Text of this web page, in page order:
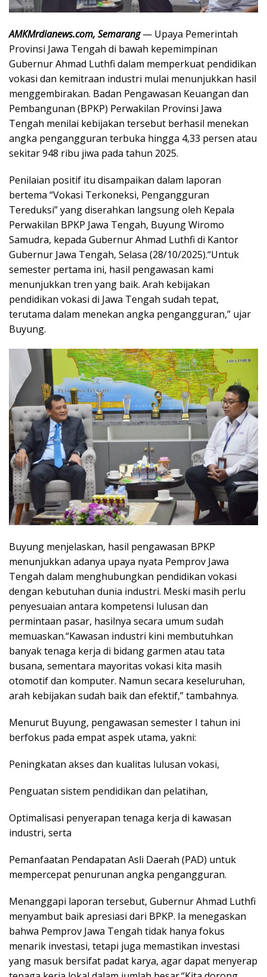
AMKMrdianews.com, Semarang— Upaya Pemerintah
Provinsi Jawa Tengah di bawah kepemimpinan
Gubernur Ahmad Luthfi dalam memperkuat pendidikan
vokasi dan kemitraan industri mulai menunjukkan hasil
menggembirakan. Badan Pengawasan Keuangan dan
Pembangunan (BPKP) Perwakilan Provinsi Jawa
Tengah menilai kebijakan tersebut berhasil menekan
angka pengangguran terbuka hingga 4,33 persen atau
sekitar 948 ribu jiwa pada tahun 2025.
Penilaian positif itu disampaikan dalam laporan
bertema “Vokasi Terkoneksi, Pengangguran
Tereduksi” yang diserahkan langsung oleh Kepala
Perwakilan BPKP Jawa Tengah, Buyung Wiromo
Samudra, kepada Gubernur Ahmad Luthfi di Kantor
Gubernur Jawa Tengah, Selasa (28/10/2025).“Untuk
semester pertama ini, hasil pengawasan kami
menunjukkan tren yang baik. Arah kebijakan
pendidikan vokasi di Jawa Tengah sudah tepat,
terutama dalam menekan angka pengangguran,” ujar
Buyung.
Buyung menjelaskan, hasil pengawasan BPKP
menunjukkan adanya upaya nyata Pemprov Jawa
Tengah dalam menghubungkan pendidikan vokasi
dengan kebutuhan dunia industri. Meski masih perlu
penyesuaian antara kompetensi lulusan dan
permintaan pasar, hasilnya secara umum sudah
memuaskan.“Kawasan industri kini membutuhkan
banyak tenaga kerja di bidang garmen atau tata
busana, sementara mayoritas vokasi kita masih
otomotif dan komputer. Namun secara keseluruhan,
arah kebijakan sudah baik dan efektif,” tambahnya.
Menurut Buyung, pengawasan semester I tahun ini
berfokus pada empat aspek utama, yakni:
Peningkatan akses dan kualitas lulusan vokasi,
Penguatan sistem pendidikan dan pelatihan,
Optimalisasi penyerapan tenaga kerja di kawasan
industri, serta
Pemanfaatan Pendapatan Asli Daerah (PAD) untuk
mempercepat penurunan angka pengangguran.
Menanggapi laporan tersebut, Gubernur Ahmad Luthfi
menyambut baik apresiasi dari BPKP. Ia menegaskan
bahwa Pemprov Jawa Tengah tidak hanya fokus
menarik investasi, tetapi juga memastikan investasi
yang masuk bersifat padat karya, agar dapat menyerap